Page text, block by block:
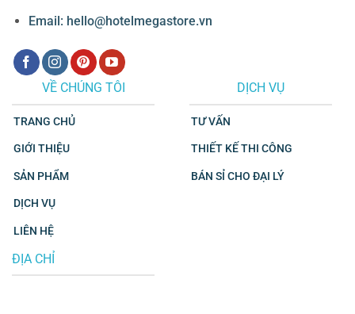
Email: hello@hotelmegastore.vn
VỀ CHÚNG TÔI
TRANG CHỦ
GIỚI THIỆU
SẢN PHẨM
DỊCH VỤ
LIÊN HỆ
DỊCH VỤ
TƯ VẤN
THIẾT KẾ THI CÔNG
BÁN SỈ CHO ĐẠI LÝ
ĐỊA CHỈ